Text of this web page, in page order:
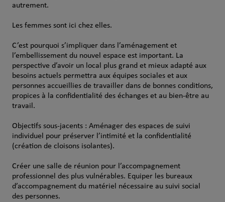
autrement.
Les femmes sont ici chez elles.
C’est pourquoi s’impliquer dans l’aménagement et
l’embellissement du nouvel espace est important. La
perspective d’avoir un local plus grand et mieux adapté aux
besoins actuels permettra aux équipes sociales et aux
personnes accueillies de travailler dans de bonnes conditions,
propices à la confidentialité des échanges et au bien-être au
travail.
Objectifs sous-jacents : Aménager des espaces de suivi
individuel pour préserver l’intimité et la confidentialité
(création de cloisons isolantes).
Créer une salle de réunion pour l’accompagnement
professionnel des plus vulnérables. Equiper les bureaux
d’accompagnement du matériel nécessaire au suivi social
des personnes.